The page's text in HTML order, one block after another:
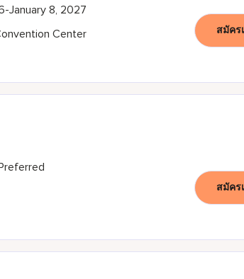
Center
January 8, 2027
สมัคร
สมัคร